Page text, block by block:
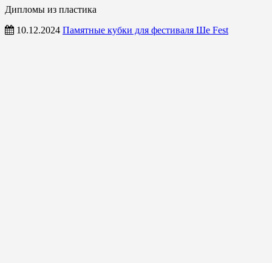
Дипломы из пластика
10.12.2024 Памятные кубки для фестиваля Ше Fest